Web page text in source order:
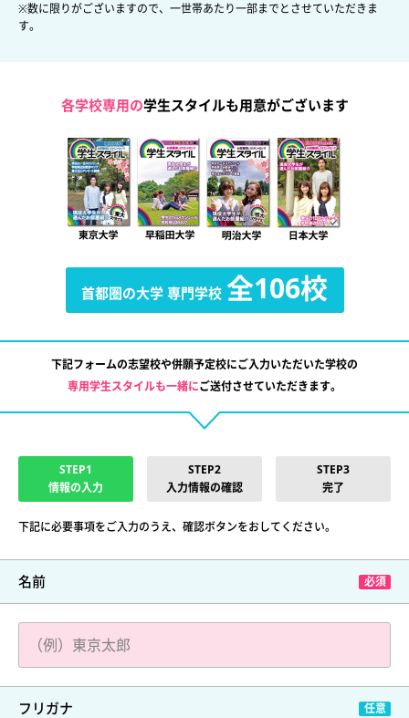
※数に限りがございますので、一世帯あたり一部までとさせていただきま
す。
各学校専用の学生スタイルも用意がございます
首都圏の大学 専門学校 全106校
下記フォームの志望校や併願予定校にご入力いただいた学校の
専用学生スタイルも一緒にご送付させていただきます。
STEP1
情報の入力
STEP2
入力情報の確認
STEP3
完了
下記に必要事項をご入力のうえ、確認ボタンをおしてください。
名前
フリガナ